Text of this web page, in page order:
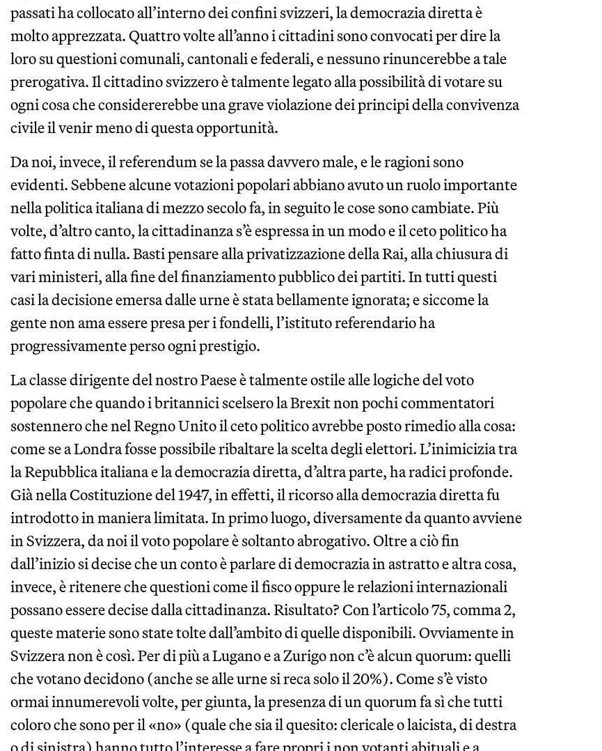
passati ha collocato all’interno dei confini svizzeri, la democrazia diretta è
molto apprezzata. Quattro volte all’anno i cittadini sono convocati per dire la
loro su questioni comunali, cantonali e federali, e nessuno rinuncerebbe a tale
prerogativa. Il cittadino svizzero è talmente legato alla possibilità di votare su
ogni cosa che considererebbe una grave violazione dei principi della convivenza
civile il venir meno di questa opportunità.
Da noi, invece, il referendum se la passa davvero male, e le ragioni sono
evidenti. Sebbene alcune votazioni popolari abbiano avuto un ruolo importante
nella politica italiana di mezzo secolo fa, in seguito le cose sono cambiate. Più
volte, d’altro canto, la cittadinanza s’è espressa in un modo e il ceto politico ha
fatto finta di nulla. Basti pensare alla privatizzazione della Rai, alla chiusura di
vari ministeri, alla fine del finanziamento pubblico dei partiti. In tutti questi
casi la decisione emersa dalle urne è stata bellamente ignorata; e siccome la
gente non ama essere presa per i fondelli, l’istituto referendario ha
progressivamente perso ogni prestigio.
La classe dirigente del nostro Paese è talmente ostile alle logiche del voto
popolare che quando i britannici scelsero la Brexit non pochi commentatori
sostennero che nel Regno Unito il ceto politico avrebbe posto rimedio alla cosa:
come se a Londra fosse possibile ribaltare la scelta degli elettori. L’inimicizia tra
la Repubblica italiana e la democrazia diretta, d’altra parte, ha radici profonde.
Già nella Costituzione del 1947, in effetti, il ricorso alla democrazia diretta fu
introdotto in maniera limitata. In primo luogo, diversamente da quanto avviene
in Svizzera, da noi il voto popolare è soltanto abrogativo. Oltre a ciò fin
dall’inizio si decise che un conto è parlare di democrazia in astratto e altra cosa,
invece, è ritenere che questioni come il fisco oppure le relazioni internazionali
possano essere decise dalla cittadinanza. Risultato? Con l’articolo 75, comma 2,
queste materie sono state tolte dall’ambito di quelle disponibili. Ovviamente in
Svizzera non è così. Per di più a Lugano e a Zurigo non c’è alcun quorum: quelli
che votano decidono (anche se alle urne si reca solo il 20%). Come s’è visto
ormai innumerevoli volte, per giunta, la presenza di un quorum fa sì che tutti
coloro che sono per il «no» (quale che sia il quesito: clericale o laicista, di destra